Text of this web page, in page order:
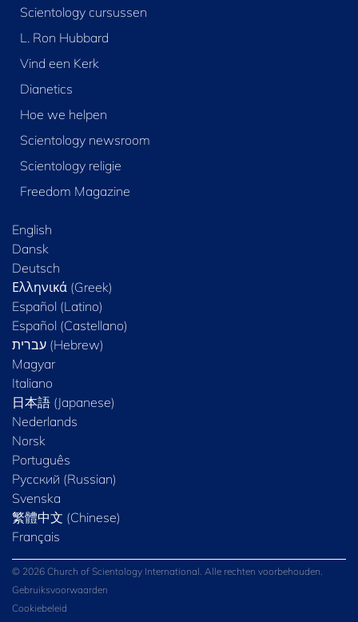
Scientology cursussen
L. Ron Hubbard
Vind een Kerk
Dianetics
Hoe we helpen
Scientology newsroom
Scientology religie
Freedom Magazine
English
Dansk
Deutsch
Ελληνικά (Greek)
Español (Latino)
Español (Castellano)
Magyar
Italiano
日本語 (Japanese)
Nederlands
Norsk
Português
Русский (Russian)
Svenska
繁體中文 (Chinese)
Français
© 2026 Church of Scientology International. Alle rechten voorbehouden.
Gebruiksvoorwaarden
Cookiebeleid